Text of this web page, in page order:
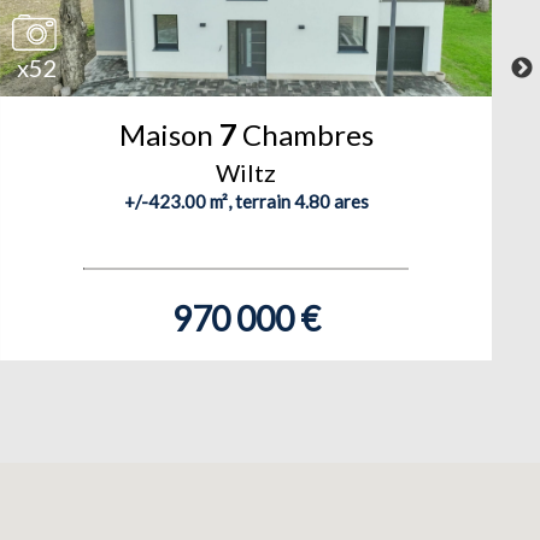
x52
Maison 7Chambres
Wiltz
+/-423.00 m², terrain 4.80 ares
970 000 €